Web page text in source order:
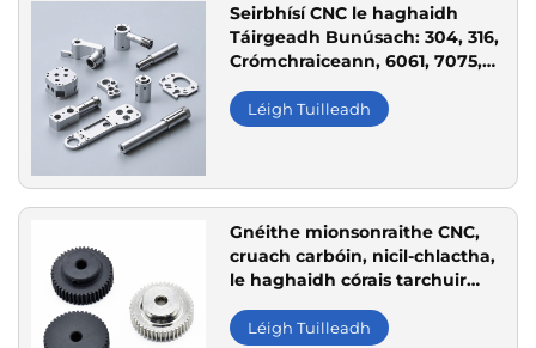
Seirbhísí CNC le haghaidh
Táirgeadh Bunúsach: 304, 316,
Crómchraiceann, 6061, 7075,
Oiriúnach do Thaisceanna
Tionsclaíocha
Léigh Tuilleadh
Gnéithe mionsonraithe CNC,
cruach carbóin, nicil-chlactha,
le haghaidh córais tarchuir
Léigh Tuilleadh